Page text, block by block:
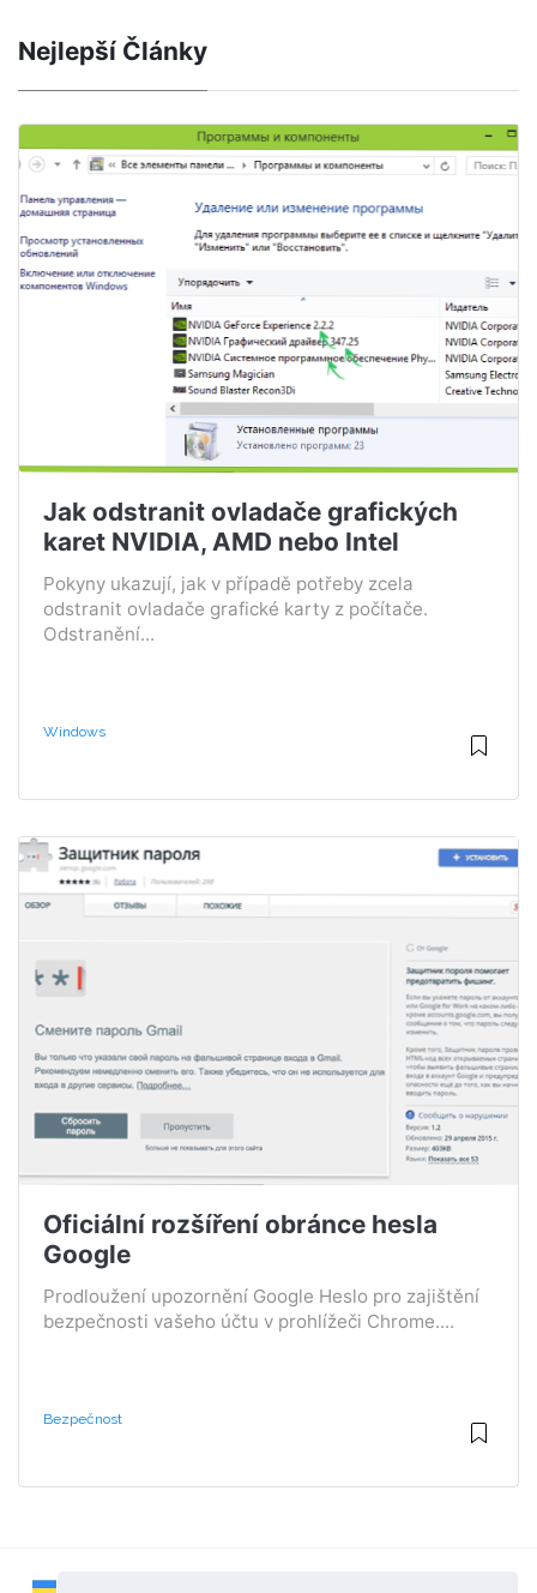
Nejlepší Články
Jak odstranit ovladače grafických
karet NVIDIA, AMD nebo Intel
Pokyny ukazují, jak v případě potřeby zcela
odstranit ovladače grafické karty z počítače.
Odstranění...
Windows
Oficiální rozšíření obránce hesla
Google
Prodloužení upozornění Google Heslo pro zajištění
bezpečnosti vašeho účtu v prohlížeči Chrome....
Bezpečnost